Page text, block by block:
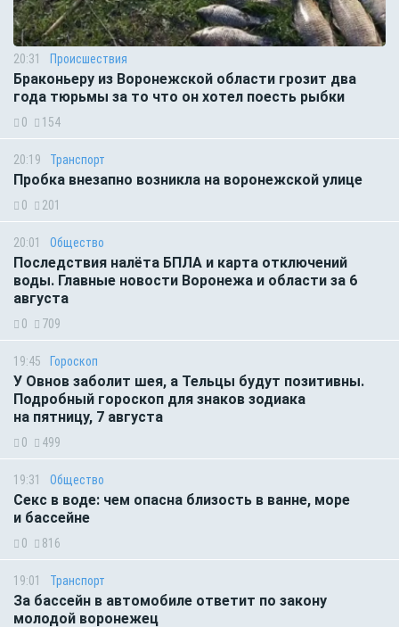
20:31 Происшествия
Браконьеру из Воронежской области грозит два
года тюрьмы за то что он хотел поесть рыбки
0 154
20:19 Транспорт
Пробка внезапно возникла на воронежской улице
0 201
20:01 Общество
Последствия налёта БПЛА и карта отключений
воды. Главные новости Воронежа и области за 6
августа
0 709
19:45 Гороскоп
У Овнов заболит шея, а Тельцы будут позитивны.
Подробный гороскоп для знаков зодиака
на пятницу, 7 августа
0 499
19:31 Общество
Секс в воде: чем опасна близость в ванне, море
и бассейне
0 816
19:01 Транспорт
За бассейн в автомобиле ответит по закону
молодой воронежец